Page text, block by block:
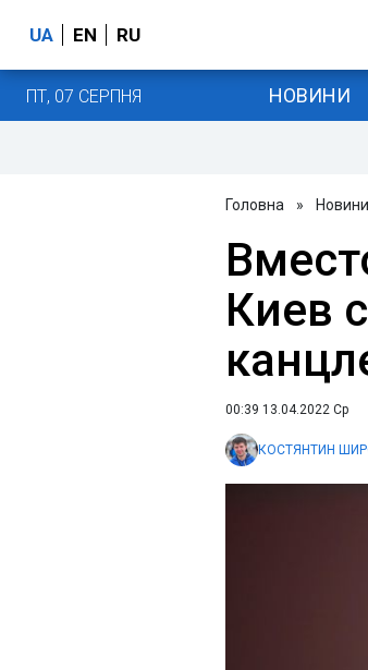
UA EN RU
ПТ, 07 СЕРПНЯ НОВИНИ
Головна » Новини
Киев
00:39 13.04.2022 Ср
КОСТЯНТИН